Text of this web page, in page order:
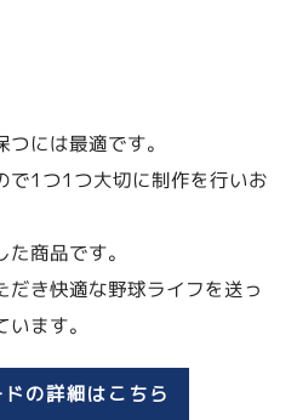
には最適です。
で1つ1つ大切に制作を行いお
商品です。
き快適な野球ライフを送っ
ます。
の詳細はこちら